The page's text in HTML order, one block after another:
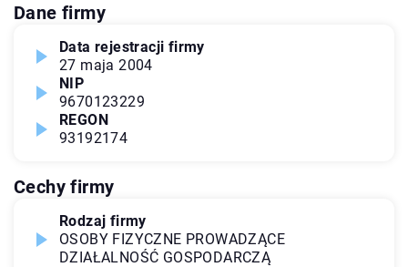
Dane firmy
Data rejestracji firmy
27 maja 2004
NIP
9670123229
REGON
93192174
Cechy firmy
Rodzaj firmy
OSOBY FIZYCZNE PROWADZĄCE
DZIAŁALNOŚĆ GOSPODARCZĄ